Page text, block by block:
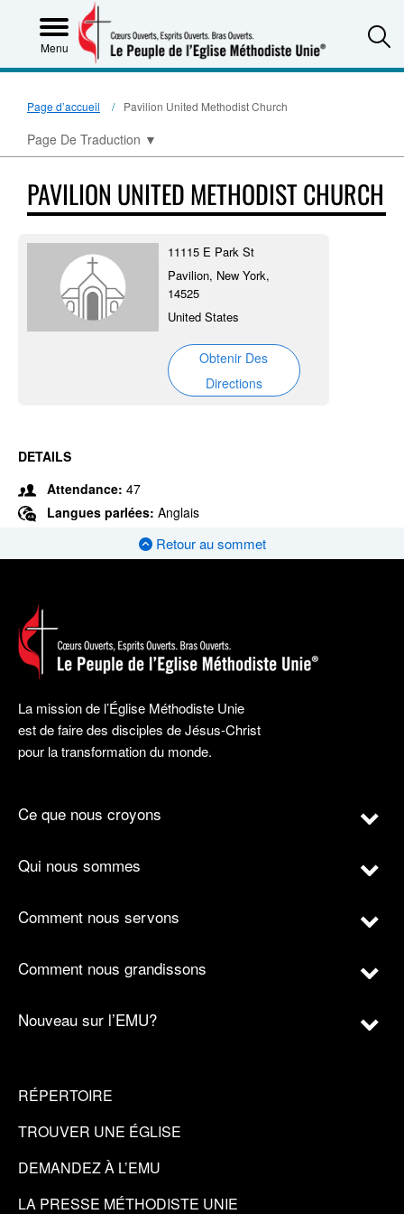
Menu
Page d’accueil Pavilion United Methodist Church
Page De Traduction ▼
PAVILION UNITED METHODIST CHURCH
11115 E Park St
Pavilion, New York,
14525
United States
Obtenir Des
Directions
DETAILS
Attendance: 47
Langues parlées: Anglais
Retour au sommet
La mission de l’Église Méthodiste Unie
est de faire des disciples de Jésus-Christ
pour la transformation du monde.
Ce que nous croyons
Qui nous sommes
Comment nous servons
Comment nous grandissons
Nouveau sur l’EMU?
RÉPERTOIRE
TROUVER UNE ÉGLISE
DEMANDEZ À L’EMU
LA PRESSE MÉTHODISTE UNIE